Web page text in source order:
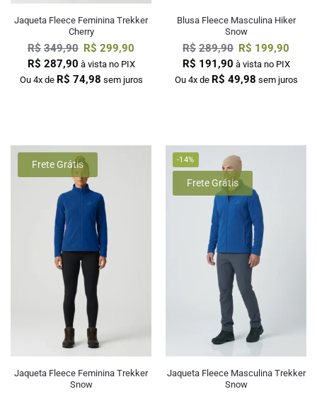
Jaqueta Fleece Feminina Trekker
Cherry
R$ 349,90 R$ 299,90
R$ 287,90 à vista no PIX
Ou 4x de R$ 74,98 sem juros
Blusa Fleece Masculina Hiker
Snow
R$ 289,90 R$ 199,90
R$ 191,90 à vista no PIX
Ou 4x de R$ 49,98 sem juros
Frete Grátis
Jaqueta Fleece Feminina Trekker
Snow
-14%
Frete Grátis
Jaqueta Fleece Masculina Trekker
Snow